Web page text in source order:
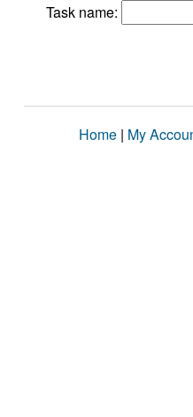
Task name:
Home | My